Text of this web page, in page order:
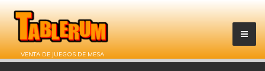
VENTA DE JUEGOS DE MESA